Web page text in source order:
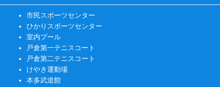
市民スポーツセンター
ひかりスポーツセンター
室内プール
戸倉第一テニスコート
戸倉第二テニスコート
けやき運動場
本多武道館